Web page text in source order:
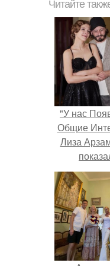
Читайте
"У нас
Общие
Лиза